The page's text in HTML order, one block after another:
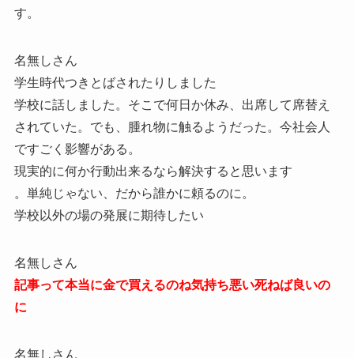
す。
名無しさん
学生時代つきとばされたりしました
学校に話しました。そこで何日か休み、出席して席替え
されていた。でも、腫れ物に触るようだった。今社会人
ですごく影響がある。
現実的に何か行動出来るなら解決すると思います
。単純じゃない、だから誰かに頼るのに。
学校以外の場の発展に期待したい
名無しさん
記事って本当に金で買えるのね気持ち悪い死ねば良いの
に
名無しさん